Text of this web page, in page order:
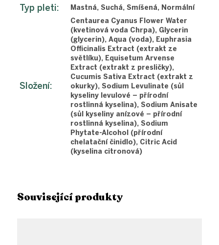
Související produkty
Typ pleti: Mastná, Suchá, Smíšená, Normální
Složení:
Centaurea Cyanus Flower Water
(kvetinová voda Chrpa), Glycerin
(glycerin), Aqua (voda), Euphrasia
Officinalis Extract (extrakt ze
světlíku), Equisetum Arvense
Extract (extrakt z presličky),
Cucumis Sativa Extract (extrakt z
okurky), Sodium Levulinate (sůl
kyseliny levulové – přírodní
rostlinná kyselina), Sodium Anisate
(sůl kyseliny anízové – přírodní
rostlinná kyselina), Sodium
Phytate-Alcohol (přírodní
chelatační činidlo), Citric Acid
(kyselina citronová)